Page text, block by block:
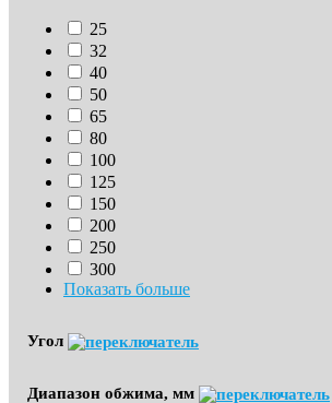
25
32
40
50
65
80
100
125
150
200
250
300
Показать больше
Угол
Диапазон обжима, мм